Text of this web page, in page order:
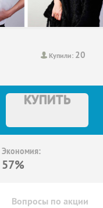
Купили: 20
КУПИТЬ
Экономия:
57%
Вопросы по акции